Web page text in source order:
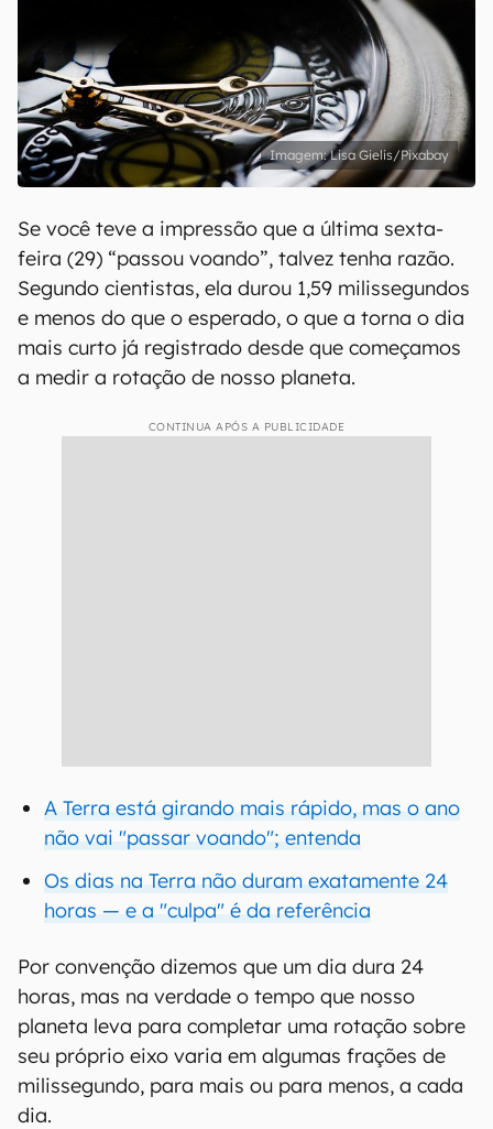
Lisa Gielis/Pixabay
Se você teve a impressão que a última sexta-
feira (29) “passou voando”, talvez tenha razão.
Segundo cientistas, ela durou 1,59 milissegundos
e menos do que o esperado, o que a torna o dia
mais curto já registrado desde que começamos
a medir a rotação de nosso planeta.
CONTINUA APÓS A PUBLICIDADE
A Terra está girando mais rápido, mas o ano
não vai "passar voando"; entenda
Os dias na Terra não duram exatamente 24
horas — e a "culpa" é da referência
Por convenção dizemos que um dia dura 24
horas, mas na verdade o tempo que nosso
planeta leva para completar uma rotação sobre
seu próprio eixo varia em algumas frações de
milissegundo, para mais ou para menos, a cada
dia.